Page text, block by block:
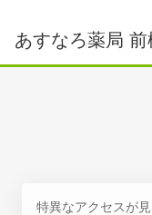
あすなろ薬局 前
特異なアクセスが